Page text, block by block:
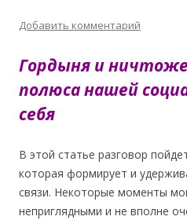
Добавить комментарий
Гордыня и
полюса нашей
себя
В этой статье разговор
которая формирует и
связи. Некоторые моменты
неприглядными и не вполне